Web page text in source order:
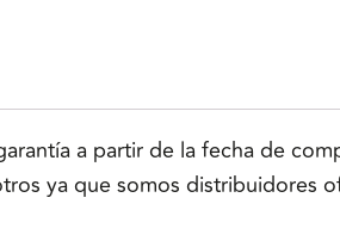
a partir de la fecha de
ya que somos distribuidores